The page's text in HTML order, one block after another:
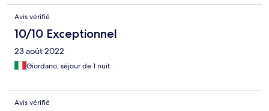
Avis vérifié
10/10 Exceptionnel
23 août 2022
Giordano, séjour de 1 nuit
Avis vérifié